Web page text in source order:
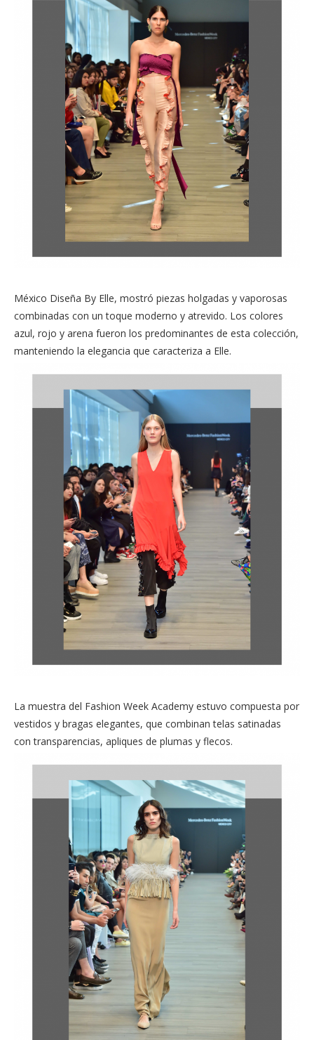
México Diseña By Elle, mostró piezas holgadas y vaporosas
combinadas con un toque moderno y atrevido. Los colores
azul, rojo y arena fueron los predominantes de esta colección,
manteniendo la elegancia que caracteriza a Elle.
La muestra del Fashion Week Academy estuvo compuesta por
vestidos y bragas elegantes, que combinan telas satinadas
con transparencias, apliques de plumas y flecos.